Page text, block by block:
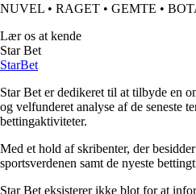
NUVEL • RAGET • GEMTE •
Lær os at kende
Star Bet
StarBet
Star Bet er dedikeret til at tilbyde en
og velfunderet analyse af de seneste
bettingaktiviteter.
Med et hold af skribenter, der
sportsverdenen samt de nyeste
Star Bet eksisterer ikke blot for at